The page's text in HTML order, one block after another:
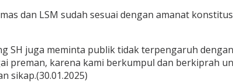
dan LSM sudah sesuai dengan amanat
SH juga meminta publik tidak terpengaruh
preman, karena kami berkumpul dan berkiprah
sikap.(30.01.2025)